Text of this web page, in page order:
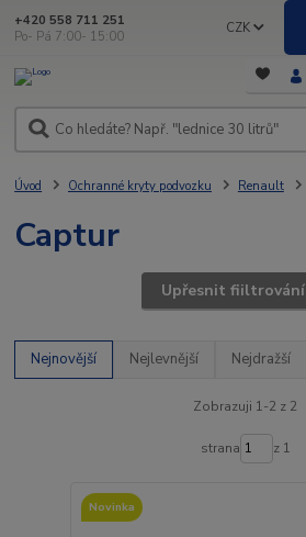
CZK
+420 558 711 251
Po- Pá 7:00- 15:00
Úvod Ochranné kryty podvozku Renault
Captur
Upřesnit fiiltrování
Nejnovější Nejlevnější Nejdražší
Zobrazuji 1-2 z 2
strana z 1
Novinka